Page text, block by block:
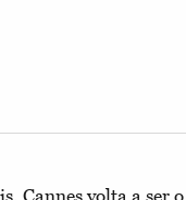
Cannes volta a ser